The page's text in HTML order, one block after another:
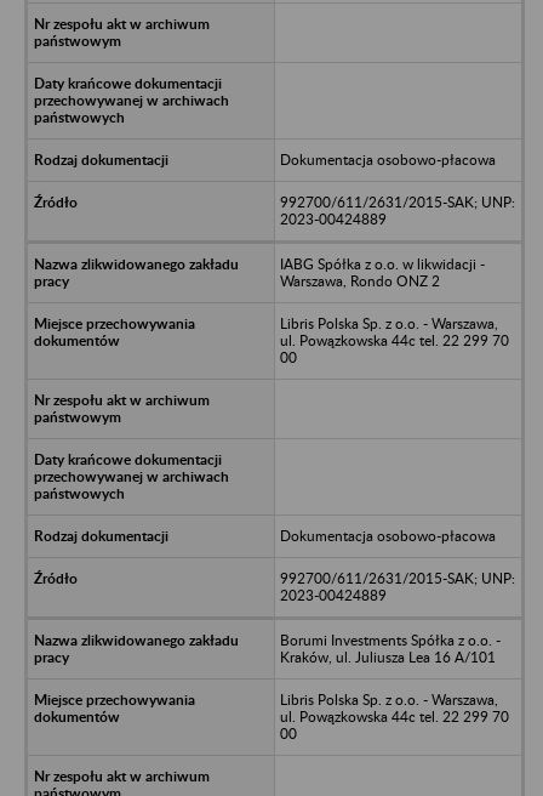
Dokumentacja osobowo-płacowa
992700/611/2631/2015-SAK; UNP:
2023-00424889
IABG Spółka z o.o. w likwidacji -
Warszawa, Rondo ONZ 2
Libris Polska Sp. z o.o. - Warszawa,
ul. Powązkowska 44c tel. 22 299 70
00
Dokumentacja osobowo-płacowa
992700/611/2631/2015-SAK; UNP:
2023-00424889
Borumi Investments Spółka z o.o. -
Kraków, ul. Juliusza Lea 16 A/101
Libris Polska Sp. z o.o. - Warszawa,
ul. Powązkowska 44c tel. 22 299 70
00